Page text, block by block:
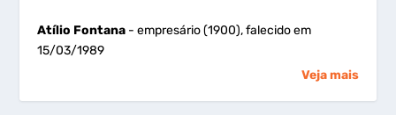
Atílio Fontana - empresário (1900), falecido em
15/03/1989
Veja mais